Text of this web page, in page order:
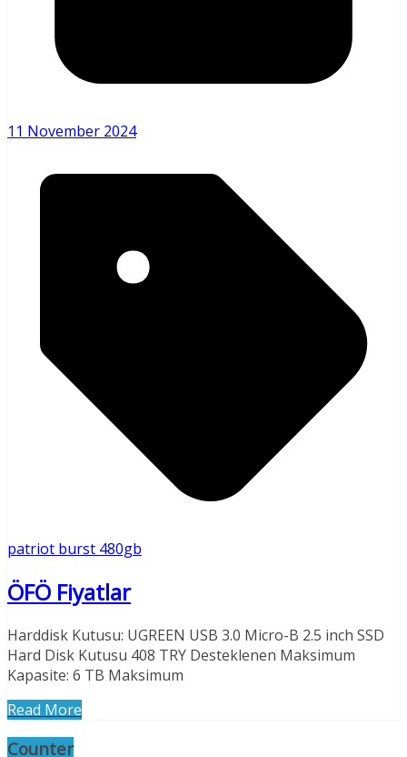
11 November 2024
patriot burst 480gb
ÖFÖ Fiyatlar
Harddisk Kutusu: UGREEN USB 3.0 Micro-B 2.5 inch SSD
Hard Disk Kutusu 408 TRY Desteklenen Maksimum
Kapasite: 6 TB Maksimum
Read More
Counter